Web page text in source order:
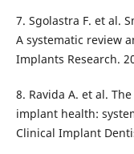
7. Sgolastra F. et al.
A systematic review
Implants Research.
8. Ravida A. et al.
implant health:
Clinical Implant